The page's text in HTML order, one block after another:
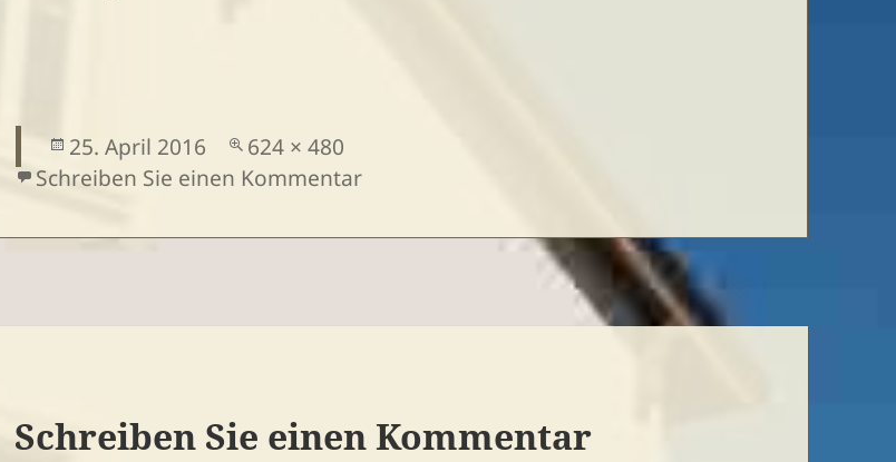
Veröffentlicht
am
25. April 2016
Volle
Größe
624 × 480
Schreiben Sie einen Kommentarzu WHG_7_cover
Schreiben Sie einen Kommentar